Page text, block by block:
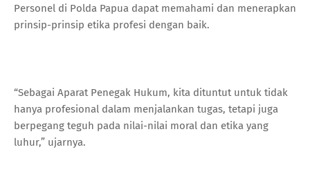
Personel di Polda Papua dapat memahami dan menerapkan
prinsip-prinsip etika profesi dengan baik.
“Sebagai Aparat Penegak Hukum, kita dituntut untuk tidak
hanya profesional dalam menjalankan tugas, tetapi juga
berpegang teguh pada nilai-nilai moral dan etika yang
luhur,” ujarnya.